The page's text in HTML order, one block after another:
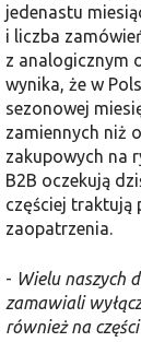
jedenastu
i liczba
z analogicznym
wynika, że w
sezonowej
zamiennych niż
zakupowych na
B2B oczekują
częściej traktują
zaopatrzenia.
- Wielu naszych
zamawiali
również na